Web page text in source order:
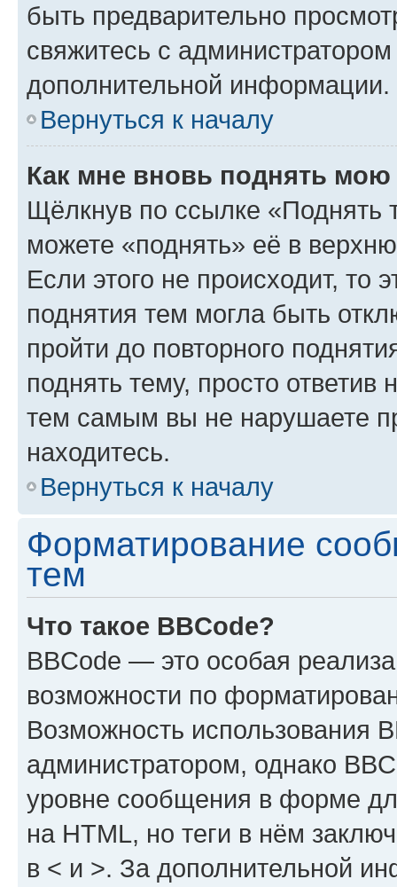
быть предварительно
свяжитесь с
дополнительной информации.
Вернуться к началу
Как мне вновь поднять мою
Щёлкнув по ссылке «Поднять
можете «поднять» её в
Если этого не происходит, то
поднятия тем могла быть
пройти до повторного
поднять тему, просто ответив
тем самым вы не нарушаете
находитесь.
Вернуться к началу
Форматирование
тем
Что такое BBCode?
BBCode — это особая
возможности по
Возможность использования
администратором, однако
уровне сообщения в форме
на HTML, но теги в нём
в < и >. За дополнительной